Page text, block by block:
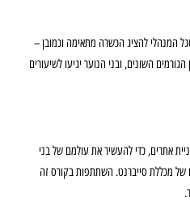
המנהלי להציג הכשרה מתאימה וכמובן –
השונים, ובני הנוער יגיעו לשיעורים
אתרים, כדי להעשיר את עולמם של בני
מכללת סייברנט. השתתפות בקורס זה